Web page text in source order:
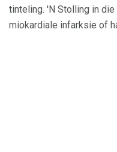
tinteling. 'N Stolling in
miokardiale infarksie of